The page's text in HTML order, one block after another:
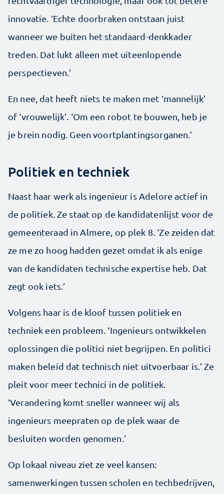
innovatie. ‘Echte doorbraken ontstaan juist
wanneer we buiten het standaard-denkkader
treden. Dat lukt alleen met uiteenlopende
perspectieven.’
En nee, dat heeft niets te maken met ‘mannelijk’
of ‘vrouwelijk’. ‘Om een robot te bouwen, heb je
je brein nodig. Geen voortplantingsorganen.’
Politiek en techniek
Naast haar werk als ingenieur is Adelore actief in
de politiek. Ze staat op de kandidatenlijst voor de
gemeenteraad in Almere, op plek 8. ‘Ze zeiden dat
ze me zo hoog hadden gezet omdat ik als enige
van de kandidaten technische expertise heb. Dat
zegt ook iets.’
Volgens haar is de kloof tussen politiek en
techniek een probleem. ‘Ingenieurs ontwikkelen
oplossingen die politici niet begrijpen. En politici
maken beleid dat technisch niet uitvoerbaar is.’ Ze
pleit voor meer technici in de politiek.
‘Verandering komt sneller wanneer wij als
ingenieurs meepraten op de plek waar de
besluiten worden genomen.’
Op lokaal niveau ziet ze veel kansen:
samenwerkingen tussen scholen en techbedrijven,